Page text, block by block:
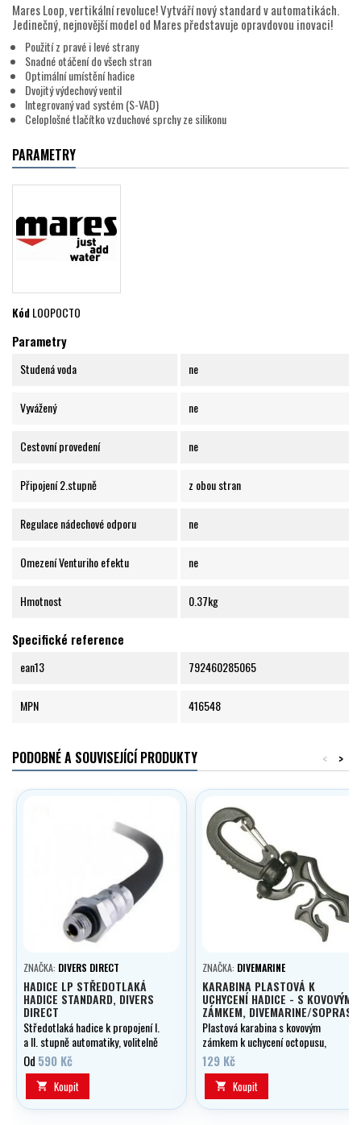
Mares Loop, vertikální revoluce! Vytváří nový standard v automatikách.
Jedinečný, nejnovější model od Mares představuje opravdovou inovaci!
Použití z pravé i levé strany
Snadné otáčení do všech stran
Optimální umístění hadice
Dvojitý výdechový ventil
Integrovaný vad systém (S-VAD)
Celoplošné tlačítko vzduchové sprchy ze silikonu
PARAMETRY
KódLOOPOCTO
Parametry
Studená voda ne
Vyvážený ne
Cestovní provedení ne
Připojení 2.stupně z obou stran
Regulace nádechové odporu ne
Omezení Venturiho efektu ne
Hmotnost 0.37kg
Specifické reference
ean13 792460285065
MPN 416548
PODOBNÉ A SOUVISEJÍCÍ PRODUKTY >
<
ZNAČKA: DIVERS DIRECT
HADICE LP STŘEDOTLAKÁ
HADICE STANDARD, DIVERS
DIRECT
Středotlaká hadice k propojení I.
a II. stupně automatiky, volitelně
v délce 0,50 - 2,10 m, černá.
Od 590 Kč
 Koupit
ZNAČKA: DIVEMARINE
KARABINA PLASTOVÁ K
UCHYCENÍ HADICE - S KOVOVÝM
ZÁMKEM, DIVEMARINE/SOPRAS
Plastová karabina s kovovým
zámkem k uchycení octopusu,
manometru atd. na žaket či
křídlo.
129 Kč
 Koupit